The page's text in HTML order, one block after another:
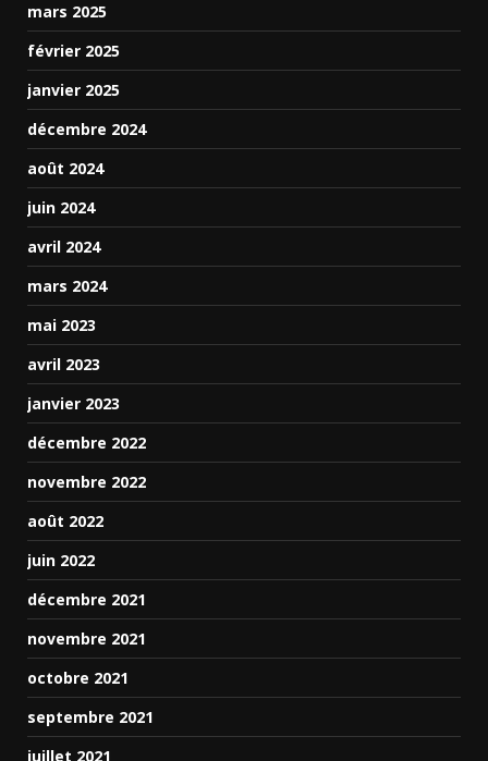
mars 2025
février 2025
janvier 2025
décembre 2024
août 2024
juin 2024
avril 2024
mars 2024
mai 2023
avril 2023
janvier 2023
décembre 2022
novembre 2022
août 2022
juin 2022
décembre 2021
novembre 2021
octobre 2021
septembre 2021
juillet 2021